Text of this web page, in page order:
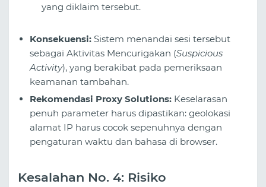
yang diklaim tersebut.
Konsekuensi: Sistem menandai sesi tersebut
sebagai Aktivitas Mencurigakan (Suspicious
Activity), yang berakibat pada pemeriksaan
keamanan tambahan.
Rekomendasi Proxy Solutions: Keselarasan
penuh parameter harus dipastikan: geolokasi
alamat IP harus cocok sepenuhnya dengan
pengaturan waktu dan bahasa di browser.
Kesalahan No. 4: Risiko